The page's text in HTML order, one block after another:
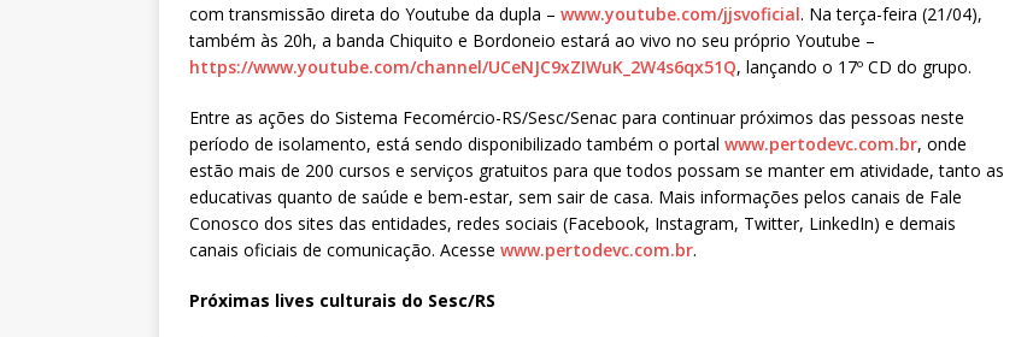
com transmissão direta do Youtube da dupla – www.youtube.com/jjsvoficial. Na terça-feira (21/04),
também às 20h, a banda Chiquito e Bordoneio estará ao vivo no seu próprio Youtube –
https://www.youtube.com/channel/UCeNJC9xZIWuK_ 2W4s6qx51Q, lançando o 17º CD do grupo.
Entre as ações do Sistema Fecomércio-RS/Sesc/Senac para continuar próximos das pessoas neste
período de isolamento, está sendo disponibilizado também o portal www.pertodevc.com.br, onde
estão mais de 200 cursos e serviços gratuitos para que todos possam se manter em atividade, tanto as
educativas quanto de saúde e bem-estar, sem sair de casa. Mais informações pelos canais de Fale
Conosco dos sites das entidades, redes sociais (Facebook, Instagram, Twitter, LinkedIn) e demais
canais oficiais de comunicação. Acesse www.pertodevc.com.br.
Próximas lives culturais do Sesc/RS